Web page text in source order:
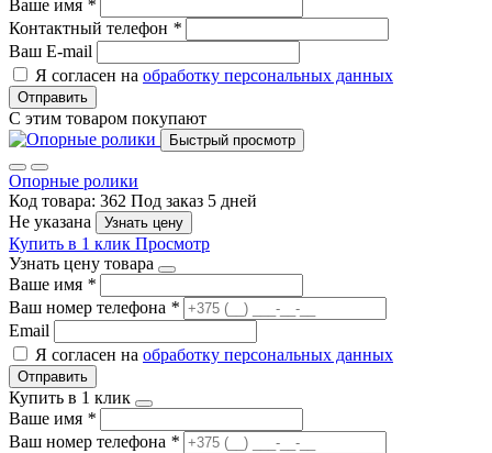
Ваше имя *
Контактный телефон *
Ваш E-mail
Я согласен на обработку персональных данных
Отправить
С этим товаром покупают
Быстрый просмотр
Опорные ролики
Код товара: 362 Под заказ 5 дней
Не указана
Узнать цену
Купить в 1 клик Просмотр
Узнать цену товара
Ваше имя *
Ваш номер телефона *
Email
Я согласен на обработку персональных данных
Отправить
Купить в 1 клик
Ваше имя *
Ваш номер телефона *